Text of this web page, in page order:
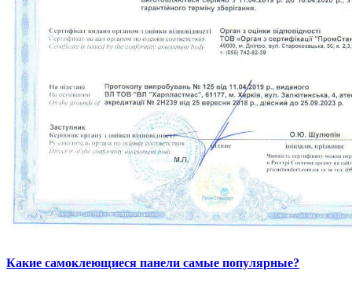
Какие самоклеющиеся панели самые популярные?